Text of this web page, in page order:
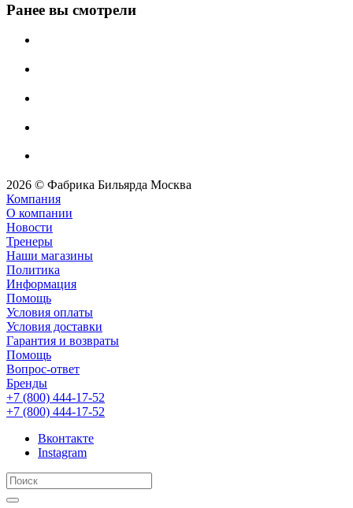
Ранее вы смотрели
2026 © Фабрика Бильярда Москва
Компания
О компании
Новости
Тренеры
Наши магазины
Политика
Информация
Помощь
Условия оплаты
Условия доставки
Гарантия и возвраты
Помощь
Вопрос-ответ
Бренды
+7 (800) 444-17-52
+7 (800) 444-17-52
Вконтакте
Instagram